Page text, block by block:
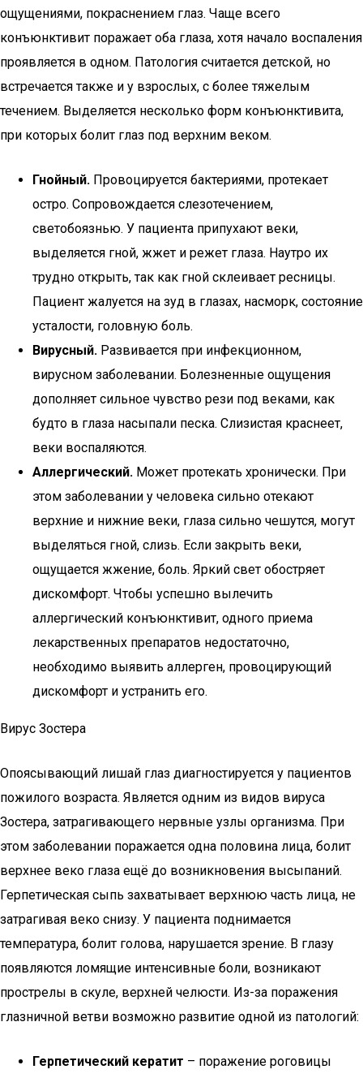
ощущениями, покраснением глаз. Чаще всего
конъюнктивит поражает оба глаза, хотя начало воспаления
проявляется в одном. Патология считается детской, но
встречается также и у взрослых, с более тяжелым
течением. Выделяется несколько форм конъюнктивита,
при которых болит глаз под верхним веком.
Гнойный. Провоцируется бактериями, протекает
остро. Сопровождается слезотечением,
светобоязнью. У пациента припухают веки,
выделяется гной, жжет и режет глаза. Наутро их
трудно открыть, так как гной склеивает ресницы.
Пациент жалуется на зуд в глазах, насморк, состояние
усталости, головную боль.
Вирусный. Развивается при инфекционном,
вирусном заболевании. Болезненные ощущения
дополняет сильное чувство рези под веками, как
будто в глаза насыпали песка. Слизистая краснеет,
веки воспаляются.
Аллергический. Может протекать хронически. При
этом заболевании у человека сильно отекают
верхние и нижние веки, глаза сильно чешутся, могут
выделяться гной, слизь. Если закрыть веки,
ощущается жжение, боль. Яркий свет обостряет
дискомфорт. Чтобы успешно вылечить
аллергический конъюнктивит, одного приема
лекарственных препаратов недостаточно,
необходимо выявить аллерген, провоцирующий
дискомфорт и устранить его.
Вирус Зостера
Опоясывающий лишай глаз диагностируется у пациентов
пожилого возраста. Является одним из видов вируса
Зостера, затрагивающего нервные узлы организма. При
этом заболевании поражается одна половина лица, болит
верхнее веко глаза ещё до возникновения высыпаний.
Герпетическая сыпь захватывает верхнюю часть лица, не
затрагивая веко снизу. У пациента поднимается
температура, болит голова, нарушается зрение. В глазу
появляются ломящие интенсивные боли, возникают
прострелы в скуле, верхней челюсти. Из-за поражения
глазничной ветви возможно развитие одной из патологий:
Герпетический кератит – поражение роговицы